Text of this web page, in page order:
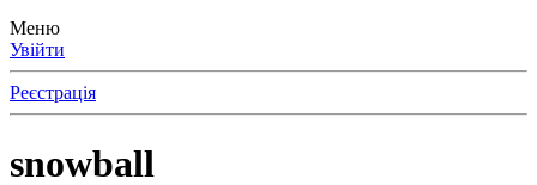
Меню
Увійти
Реєстрація
snowball